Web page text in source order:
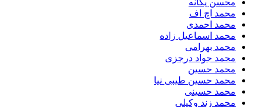
محسن یگانه
محمد اچ اف
محمد احمدی
محمد اسماعیل زاده
محمد بهرامی
محمد جواد درجزی
محمد حسین
محمد حسین طیبی نیا
محمد حسینی
محمد زند وکیلی